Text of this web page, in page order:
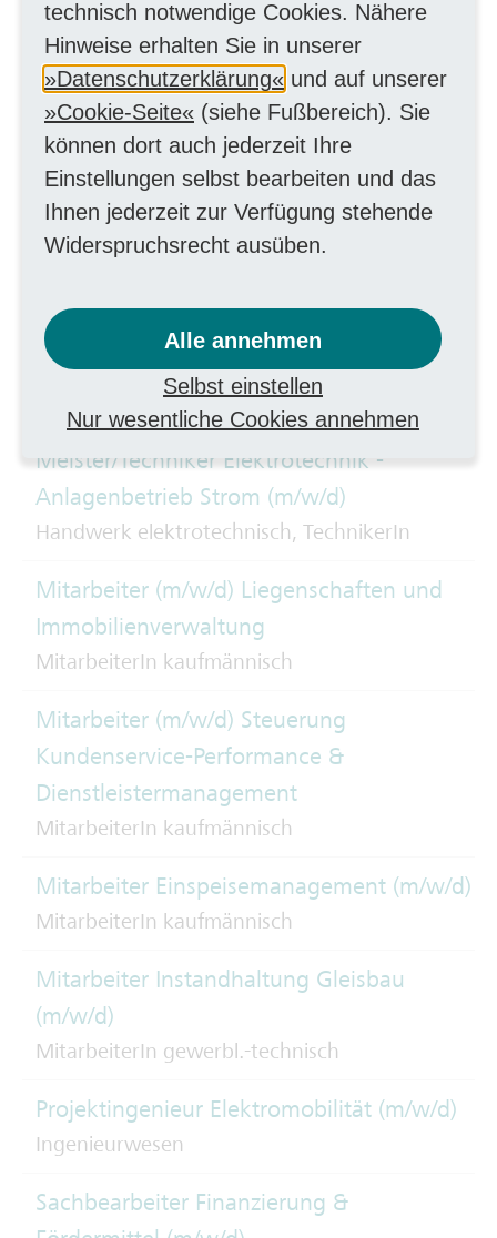
Prozessmanagement (m/w/d)
MitarbeiterIn kaufmännisch
Kreditorenbuchhalter für
Konzerneingangsrechnungen /
Finanzbuchhalter (m/w/d)
Finanzen
als Netzführer Energieversorgung –
Leitstelle
Handwerk elektrotechnisch
Meister/Techniker Elektrotechnik -
Anlagenbetrieb Strom (m/w/d)
Handwerk elektrotechnisch, TechnikerIn
Mitarbeiter (m/w/d) Liegenschaften und
Immobilienverwaltung
MitarbeiterIn kaufmännisch
Mitarbeiter (m/w/d) Steuerung
Kundenservice-Performance &
Dienstleistermanagement
MitarbeiterIn kaufmännisch
Mitarbeiter Einspeisemanagement (m/w/d)
MitarbeiterIn kaufmännisch
Mitarbeiter Instandhaltung Gleisbau
(m/w/d)
MitarbeiterIn gewerbl.-technisch
Projektingenieur Elektromobilität (m/w/d)
Ingenieurwesen
Sachbearbeiter Finanzierung &
technisch notwendige Cookies. Nähere
Hinweise erhalten Sie in unserer
Datenschutzerklärung
und auf unserer
Cookie-Seite
(siehe Fußbereich). Sie
können dort auch jederzeit Ihre
Einstellungen selbst bearbeiten und das
Ihnen jederzeit zur Verfügung stehende
Widerspruchsrecht ausüben.
Alle annehmen
Selbst einstellen
Nur wesentliche Cookies annehmen